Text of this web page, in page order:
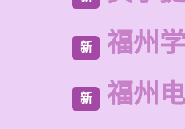
新 福州
新 福州